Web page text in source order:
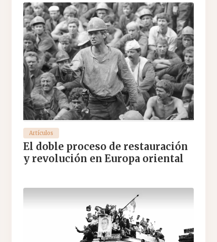
Artículos
El doble proceso de restauración
y revolución en Europa oriental